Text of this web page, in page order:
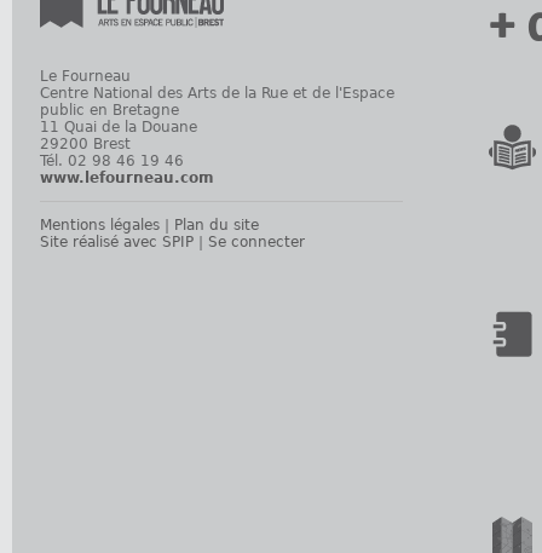
Le Fourneau
Centre National des Arts de la Rue et de l'Espace
public en Bretagne
11 Quai de la Douane
29200 Brest
Tél. 02 98 46 19 46
www.lefourneau.com
Mentions légales | Plan du site
Site réalisé avec SPIP | Se connecter
+